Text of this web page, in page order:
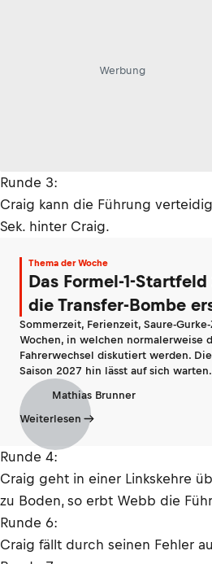
Werbung
Runde 3:
Craig kann die Führung
Sek. hinter Craig.
Thema der Woche
Das Formel-1-
die Transfer-Bombe
Sommerzeit, Ferienzeit, Saure-
Wochen, in welchen normalerweise
Fahrerwechsel diskutiert werden.
Saison 2027 hin lässt auf sich warten.
Mathias Brunner
Weiterlesen
Runde 4:
Craig geht in einer Linkskehre
zu Boden, so erbt Webb die
Runde 6:
Craig fällt durch seinen Fehler